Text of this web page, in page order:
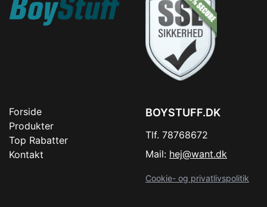
Forside
Produkter
Top Rabatter
Kontakt
BOYSTUFF.DK
Tlf. 78768672
Mail: hej@want.dk
Cookie- og privatlivspolitik